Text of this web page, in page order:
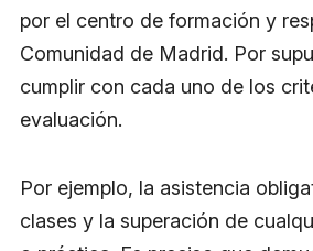
por el centro de formación y
Comunidad de Madrid. Por
cumplir con cada uno de los
evaluación.
Por ejemplo, la asistencia
clases y la superación de